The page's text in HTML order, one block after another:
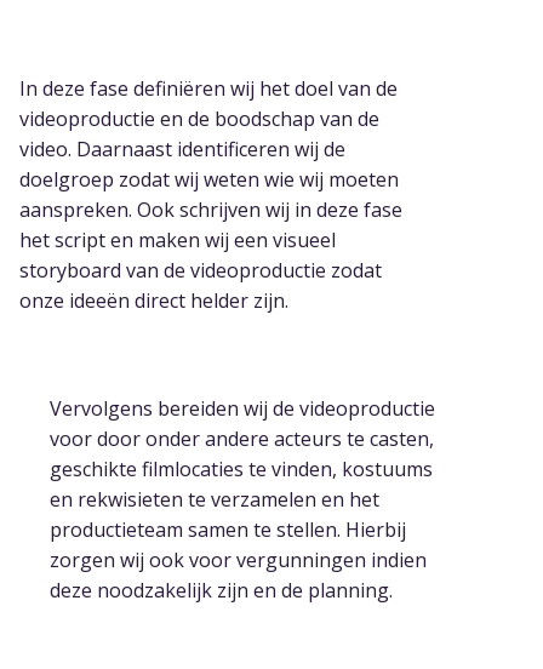
In deze fase definiëren wij het doel van de
videoproductie en de boodschap van de
video. Daarnaast identificeren wij de
doelgroep zodat wij weten wie wij moeten
aanspreken. Ook schrijven wij in deze fase
het script en maken wij een visueel
storyboard van de videoproductie zodat
onze ideeën direct helder zijn.
Vervolgens bereiden wij de videoproductie
voor door onder andere acteurs te casten,
geschikte filmlocaties te vinden, kostuums
en rekwisieten te verzamelen en het
productieteam samen te stellen. Hierbij
zorgen wij ook voor vergunningen indien
deze noodzakelijk zijn en de planning.